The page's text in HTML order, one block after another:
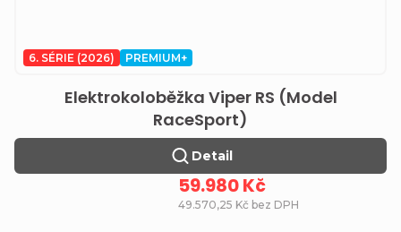
6. SÉRIE (2026) PREMIUM+
Elektrokoloběžka Viper RS (Model
RaceSport)
49.570,25 Kč bez DPH
59.980 Kč
Detail